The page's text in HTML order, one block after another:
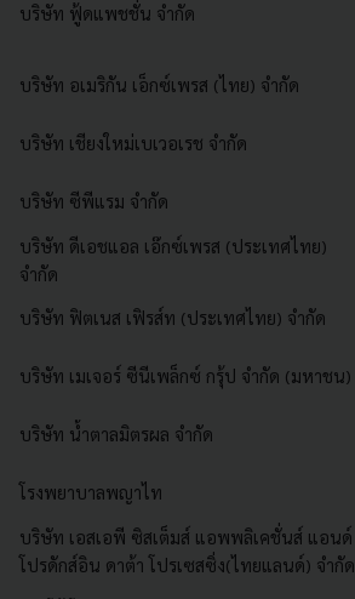
บริษัท ฟู้ดแพชชั่น จำกัด
บริษัท อเมริกัน เอ็กซ์เพรส (ไทย) จำกัด
บริษัท เชียงใหม่เบเวอเรช จำกัด
บริษัท ซีพีแรม จำกัด
บริษัท ดีเอชแอล เอ๊กซ์เพรส (ประเทศไทย)
จำกัด
บริษัท ฟิตเนส เฟิรส์ท (ประเทศไทย) จำกัด
บริษัท เมเจอร์ ซีนีเพล็กซ์ กรุ้ป จำกัด (มหาชน)
บริษัท น้ำตาลมิตรผล จำกัด
โรงพยาบาลพญาไท
บริษัท เอสเอพี ซิสเต็มส์ แอพพลิเคชั่นส์ แอนด์
โปรดักส์อิน ดาต้า โปรเซสซิ่ง(ไทยแลนด์) จำกัด